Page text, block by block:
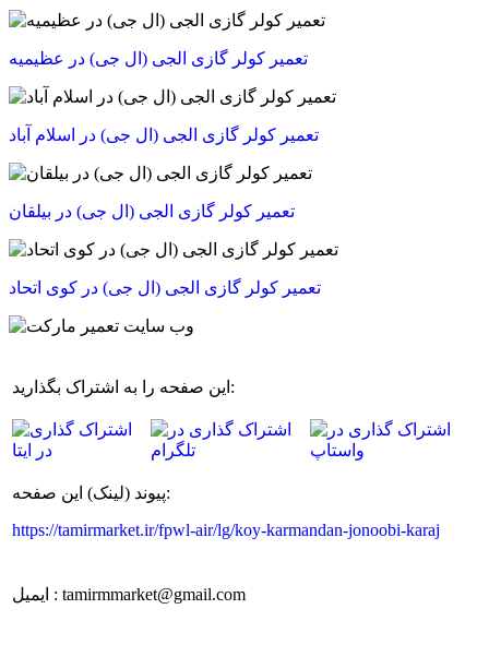
تعمیر کولر گازی الجی (ال جی) در عظیمیه
تعمیر کولر گازی الجی (ال جی) در اسلام آباد
تعمیر کولر گازی الجی (ال جی) در بیلقان
تعمیر کولر گازی الجی (ال جی) در کوی اتحاد
این صفحه را به اشتراک بگذارید:
پیوند (لینک) این صفحه:
https://tamirmarket.ir/fpwl-air/lg/koy-karmandan-jonoobi-karaj
ایمیل : tamirmmarket@gmail.com